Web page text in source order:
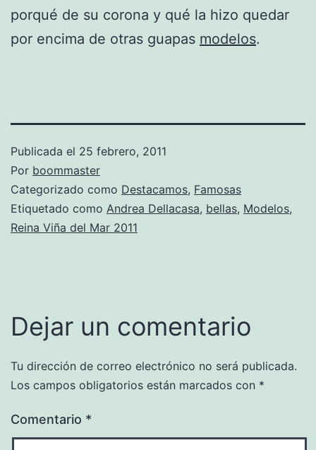
porqué de su corona y qué la hizo quedar
por encima de otras guapas modelos.
Publicada el 25 febrero, 2011
Por boommaster
Categorizado como Destacamos, Famosas
Etiquetado como Andrea Dellacasa, bellas, Modelos,
Reina Viña del Mar 2011
Dejar un comentario
Tu dirección de correo electrónico no será publicada.
Los campos obligatorios están marcados con *
Comentario *